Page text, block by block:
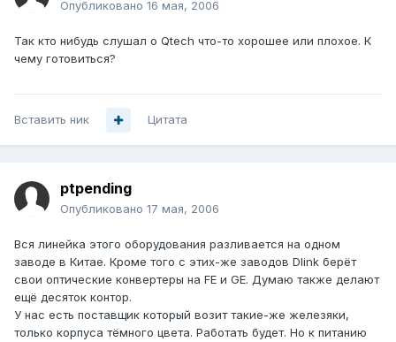
Опубликовано 16 мая, 2006
Так кто нибудь слушал о Qtech что-то хорошее или плохое. К
чему готовиться?
Вставить ник Цитата
ptpending
Опубликовано 17 мая, 2006
Вся линейка этого оборудования разливается на одном
заводе в Китае. Кроме того с этих-же заводов Dlink берёт
свои оптические конвертеры на FE и GE. Думаю также делают
ещё десяток контор.
У нас есть поставщик который возит такие-же железяки,
только корпуса тёмного цвета. Работать будет. Но к питанию